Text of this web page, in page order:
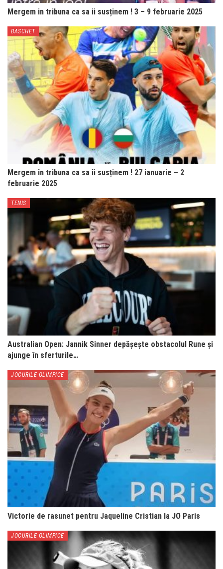
Mergem in tribuna ca sa ii susținem ! 3 – 9 februarie 2025
BASCHET
Mergem în tribuna ca sa îi susținem ! 27 ianuarie – 2
februarie 2025
TENIS
Australian Open: Jannik Sinner depășește obstacolul Rune și
ajunge în sferturile…
JOCURILE OLIMPICE
Victorie de rasunet pentru Jaqueline Cristian la JO Paris
JOCURILE OLIMPICE